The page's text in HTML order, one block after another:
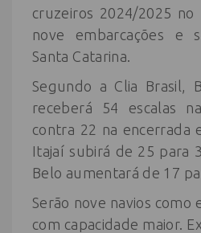
cruzeiros 2024/2025 no
nove embarcações e
Santa Catarina.
Segundo a Clia Brasil,
receberá 54 escalas
contra 22 na encerrada
Itajaí subirá de 25 para
Belo aumentará de 17
Serão nove navios como
com capacidade maior.